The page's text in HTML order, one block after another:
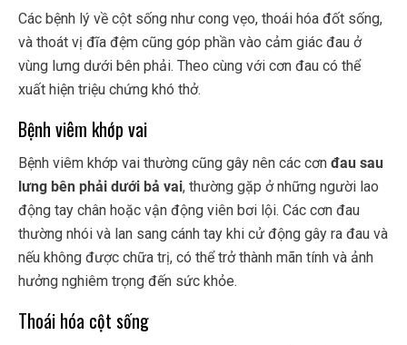
Các bệnh lý về cột sống như cong vẹo, thoái hóa đốt sống,
và thoát vị đĩa đệm cũng góp phần vào cảm giác đau ở
vùng lưng dưới bên phải. Theo cùng với cơn đau có thể
xuất hiện triệu chứng khó thở.
Bệnh viêm khớp vai
Bệnh viêm khớp vai thường cũng gây nên các cơn đau sau
lưng bên phải dưới bả vai, thường gặp ở những người lao
động tay chân hoặc vận động viên bơi lội. Các cơn đau
thường nhói và lan sang cánh tay khi cử động gây ra đau và
nếu không được chữa trị, có thể trở thành mãn tính và ảnh
hưởng nghiêm trọng đến sức khỏe.
Thoái hóa cột sống